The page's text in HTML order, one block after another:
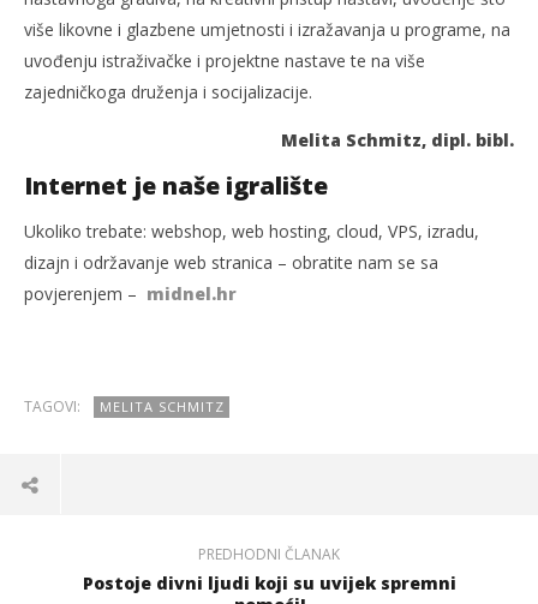
više likovne i glazbene umjetnosti i izražavanja u programe, na
uvođenju istraživačke i projektne nastave te na više
zajedničkoga druženja i socijalizacije.
Melita Schmitz, dipl. bibl.
Internet je naše igralište
Ukoliko trebate: webshop, web hosting, cloud, VPS, izradu,
dizajn i održavanje web stranica – obratite nam se sa
povjerenjem – midnel.hr
TAGOVI: MELITA SCHMITZ
PREDHODNI ČLANAK
Postoje divni ljudi koji su uvijek spremni